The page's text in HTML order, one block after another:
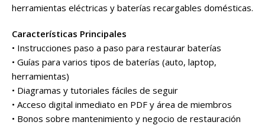
herramientas eléctricas y baterías recargables domésticas.
Características Principales
• Instrucciones paso a paso para restaurar baterías
• Guías para varios tipos de baterías (auto, laptop,
herramientas)
• Diagramas y tutoriales fáciles de seguir
• Acceso digital inmediato en PDF y área de miembros
• Bonos sobre mantenimiento y negocio de restauración